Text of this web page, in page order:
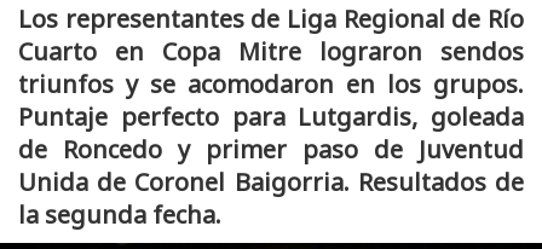
Los representantes de Liga Regional de Río
Cuarto en Copa Mitre lograron sendos
triunfos y se acomodaron en los grupos.
Puntaje perfecto para Lutgardis, goleada
de Roncedo y primer paso de Juventud
Unida de Coronel Baigorria. Resultados de
la segunda fecha.